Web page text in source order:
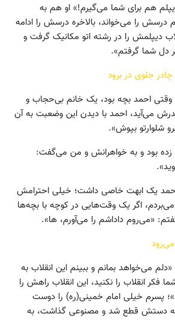
هم برای شما می‌گیرم!» او هم به
را می‌خواند، بالاخره درسش را ادامه
دیپلمش را در رشته اتو مکانیک گرفت و
دل شما گرفتم».
جلوی در برود
احمد بچه بود، یک خانم بی‌حجاب و
می‌آید، احمد با دیدن این وضعبت به آن
شلوارتو بپوش».
بود و به خواهرانش و من می‌گفت:
یک ابهت خاصی داشت؛ خیلی احترامش
اگر یک وقت‌هایی در کوچه با بچه‌ها
«می‌روم داداشم را می‌آورم، ها».
می‌خواهد بمانم و ببینم این انقلاب به
انقلاب را نکنید، این انقلاب راهش را
پسرم خیلی امام خمینی(ره) را دوست
دستش قطع شد و مصنوعی گذاشت، به